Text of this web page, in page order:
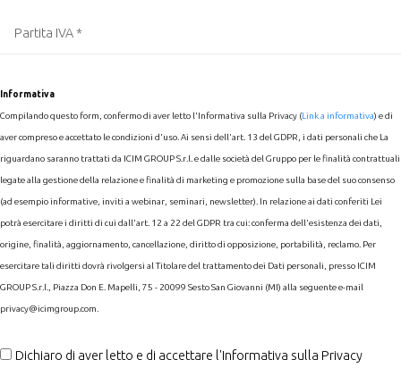
Informativa
Compilando questo form, confermo di aver letto l'Informativa sulla Privacy (Link a informativa) e di
aver compreso e accettato le condizioni d'uso. Ai sensi dell'art. 13 del GDPR, i dati personali che La
riguardano saranno trattati da ICIM GROUP S.r.l. e dalle società del Gruppo per le finalità contrattuali
legate alla gestione della relazione e finalità di marketing e promozione sulla base del suo consenso
(ad esempio informative, inviti a webinar, seminari, newsletter). In relazione ai dati conferiti Lei
potrà esercitare i diritti di cui dall'art. 12 a 22 del GDPR tra cui: conferma dell'esistenza dei dati,
origine, finalità, aggiornamento, cancellazione, diritto di opposizione, portabilità, reclamo. Per
esercitare tali diritti dovrà rivolgersi al Titolare del trattamento dei Dati personali, presso ICIM
GROUP S.r.l., Piazza Don E. Mapelli, 75 - 20099 Sesto San Giovanni (MI) alla seguente e-mail
privacy@icimgroup.com.
Dichiaro di aver letto e di accettare l'Informativa sulla Privacy